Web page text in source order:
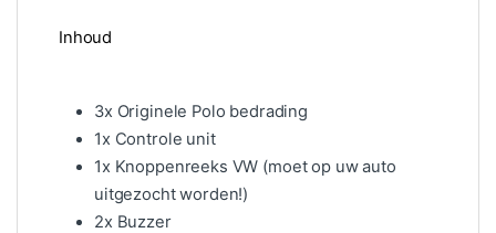
Inhoud
3x Originele Polo bedrading
1x Controle unit
1x Knoppenreeks VW (moet op uw auto
uitgezocht worden!)
2x Buzzer